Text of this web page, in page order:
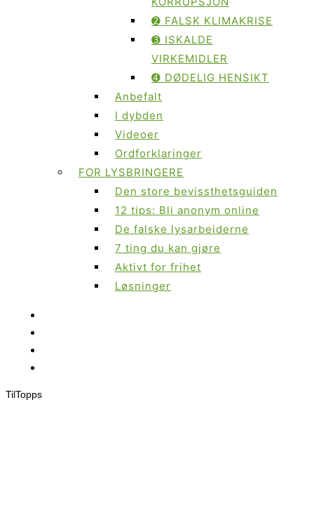
➋ FALSK KLIMAKRISE
➌ ISKALDE
VIRKEMIDLER
➍ DØDELIG HENSIKT
Anbefalt
I dybden
Videoer
Ordforklaringer
FOR LYSBRINGERE
Den store bevissthetsguiden
12 tips: Bli anonym online
De falske lysarbeiderne
7 ting du kan gjøre
Aktivt for frihet
Løsninger
TilTopps